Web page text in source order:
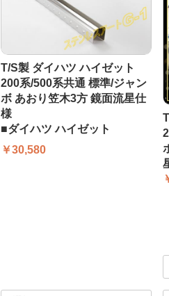
T/S製 ダイハツ ハイゼット
200系/500系共通 標準/ジャン
ボ あおり笠木3方 鏡面流星仕
様
■ダイハツ ハイゼット
￥30,580